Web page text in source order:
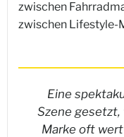
zwischen
zwischen Lifestyle-
Eine
Szene
Marke oft